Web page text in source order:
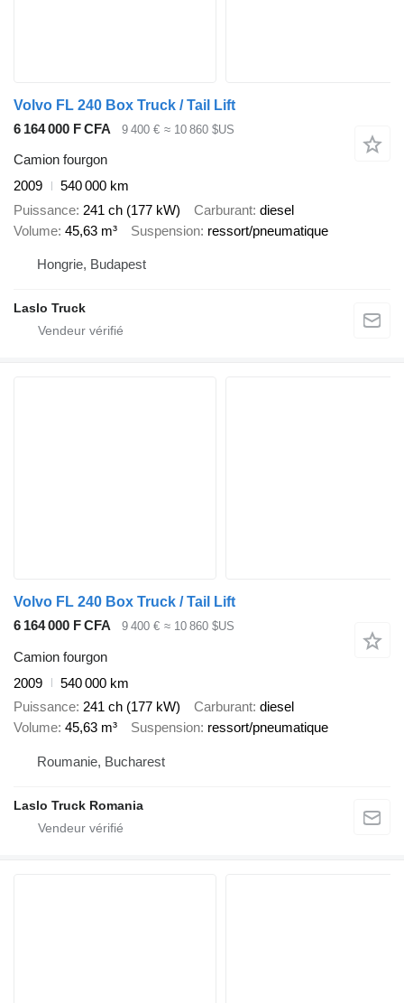
Volvo FL 240 Box Truck / Tail Lift
6 164 000 F CFA
9 400 € ≈ 10 860 $US
Camion fourgon
2009
540 000 km
Puissance 241 ch (177 kW) Carburant diesel
Volume 45,63 m³ Suspension ressort/pneumatique
Hongrie, Budapest
Laslo Truck
Volvo FL 240 Box Truck / Tail Lift
6 164 000 F CFA
9 400 € ≈ 10 860 $US
Camion fourgon
2009
540 000 km
Puissance 241 ch (177 kW) Carburant diesel
Volume 45,63 m³ Suspension ressort/pneumatique
Roumanie, Bucharest
Laslo Truck Romania